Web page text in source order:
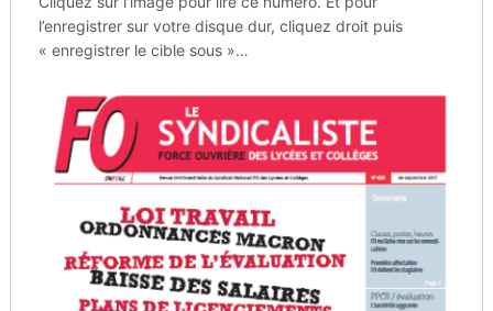
l’enregistrer sur votre disque dur, cliquez droit puis
« enregistrer le cible sous »…